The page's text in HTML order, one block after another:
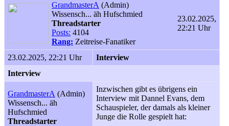
GrandmasterA (Admin)
Wissensch... äh Hufschmied
Threadstarter
Posts: 4104
Rang: Zeitreise-Fanatiker
23.02.2025,
22:21 Uhr
23.02.2025, 22:21 Uhr
Interview
Interview
GrandmasterA (Admin)
Wissensch... äh
Hufschmied
Threadstarter
Inzwischen gibt es übrigens ein
Interview mit Dannel Evans, dem
Schauspieler, der damals als kleiner
Junge die Rolle gespielt hat: